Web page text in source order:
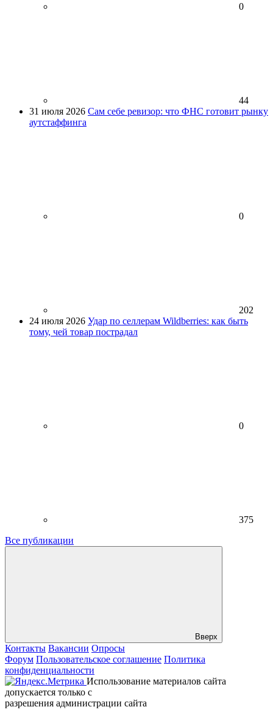
0
44
31 июля 2026 Сам себе ревизор: что ФНС готовит рынку
аутстаффинга
0
202
24 июля 2026 Удар по селлерам Wildberries: как быть
тому, чей товар пострадал
0
375
Все публикации
Вверх
Контакты Вакансии Опросы
Форум Пользовательское соглашение Политика
конфиденциальности
Использование материалов сайта
допускается только с
разрешения администрации сайта